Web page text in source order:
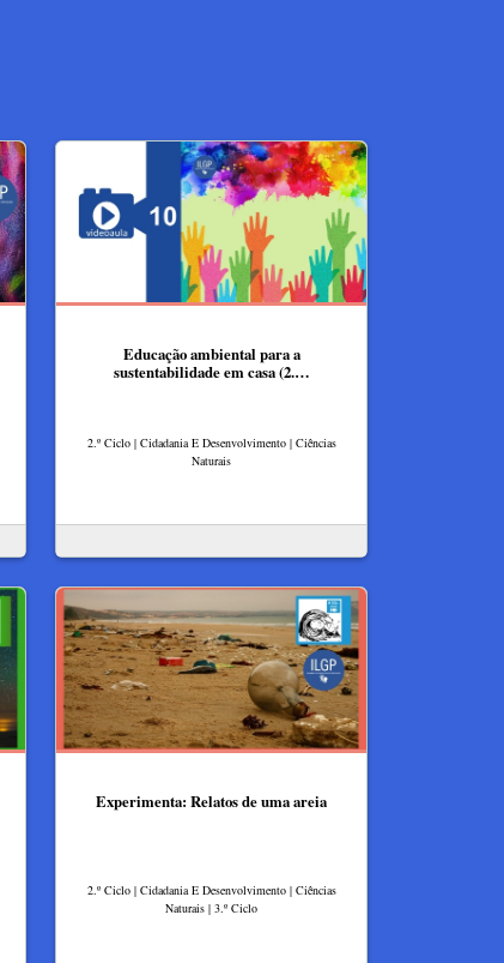
Educação ambiental para a
sustentabilidade em casa (2.…
2.º Ciclo | Cidadania E Desenvolvimento | Ciências
Naturais
Experimenta: Relatos de uma areia
2.º Ciclo | Cidadania E Desenvolvimento | Ciências
Naturais | 3.º Ciclo